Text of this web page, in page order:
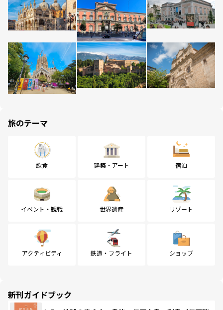
旅のテーマ
飲食 建築・アート 宿泊
イベント・観戦 世界遺産 リゾート
アクティビティ 鉄道・フライト ショップ
新刊ガイドブック